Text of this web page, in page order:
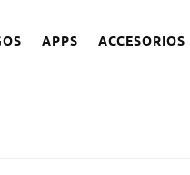
APPS ACCESORIOS